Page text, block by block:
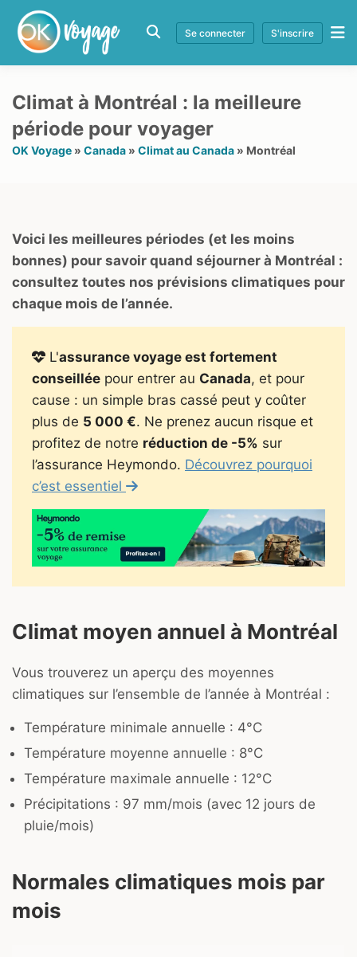
Se connecter S'inscrire
Climat à Montréal : la meilleure
période pour voyager
OK Voyage » Canada » Climat au Canada » Montréal
Voici les meilleures périodes (et les moins
bonnes) pour savoir quand séjourner à Montréal :
consultez toutes nos prévisions climatiques pour
chaque mois de l’année.
L'assurance voyage est fortement
conseillée pour entrer au Canada, et pour
cause : un simple bras cassé peut y coûter
plus de 5 000 €. Ne prenez aucun risque et
profitez de notre réduction de -5% sur
l’assurance Heymondo. Découvrez pourquoi
c’est essentiel
Climat moyen annuel à Montréal
Vous trouverez un aperçu des moyennes
climatiques sur l’ensemble de l’année à Montréal :
Température minimale annuelle : 4°C
Température moyenne annuelle : 8°C
Température maximale annuelle : 12°C
Précipitations : 97 mm/mois (avec 12 jours de
pluie/mois)
Normales climatiques mois par
mois